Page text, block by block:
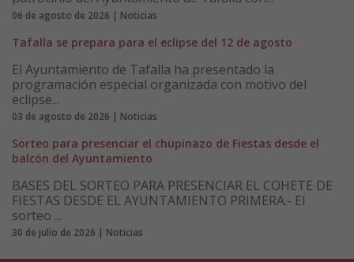
06 de agosto de 2026 | Noticias
Tafalla se prepara para el eclipse del 12 de agosto
El Ayuntamiento de Tafalla ha presentado la
programación especial organizada con motivo del
eclipse...
03 de agosto de 2026 | Noticias
Sorteo para presenciar el chupinazo de Fiestas desde el
balcón del Ayuntamiento
BASES DEL SORTEO PARA PRESENCIAR EL COHETE DE
FIESTAS DESDE EL AYUNTAMIENTO PRIMERA.- El
sorteo ...
30 de julio de 2026 | Noticias